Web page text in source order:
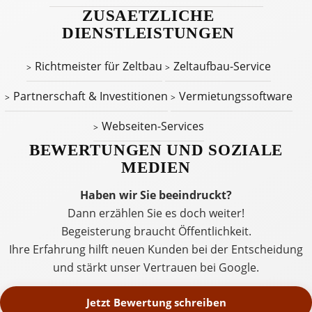
ZUSAETZLICHE
DIENSTLEISTUNGEN
Richtmeister für Zeltbau
Zeltaufbau-Service
Partnerschaft & Investitionen
Vermietungssoftware
Webseiten-Services
BEWERTUNGEN UND SOZIALE
MEDIEN
Haben wir Sie beeindruckt?
Dann erzählen Sie es doch weiter!
Begeisterung braucht Öffentlichkeit.
Ihre Erfahrung hilft neuen Kunden bei der Entscheidung
und stärkt unser Vertrauen bei Google.
Jetzt Bewertung schreiben